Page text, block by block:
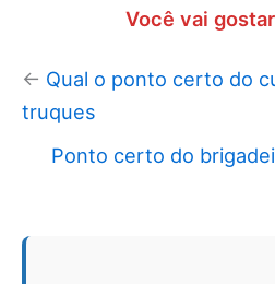
Você vai
← Qual o ponto certo do
truques
Ponto certo do